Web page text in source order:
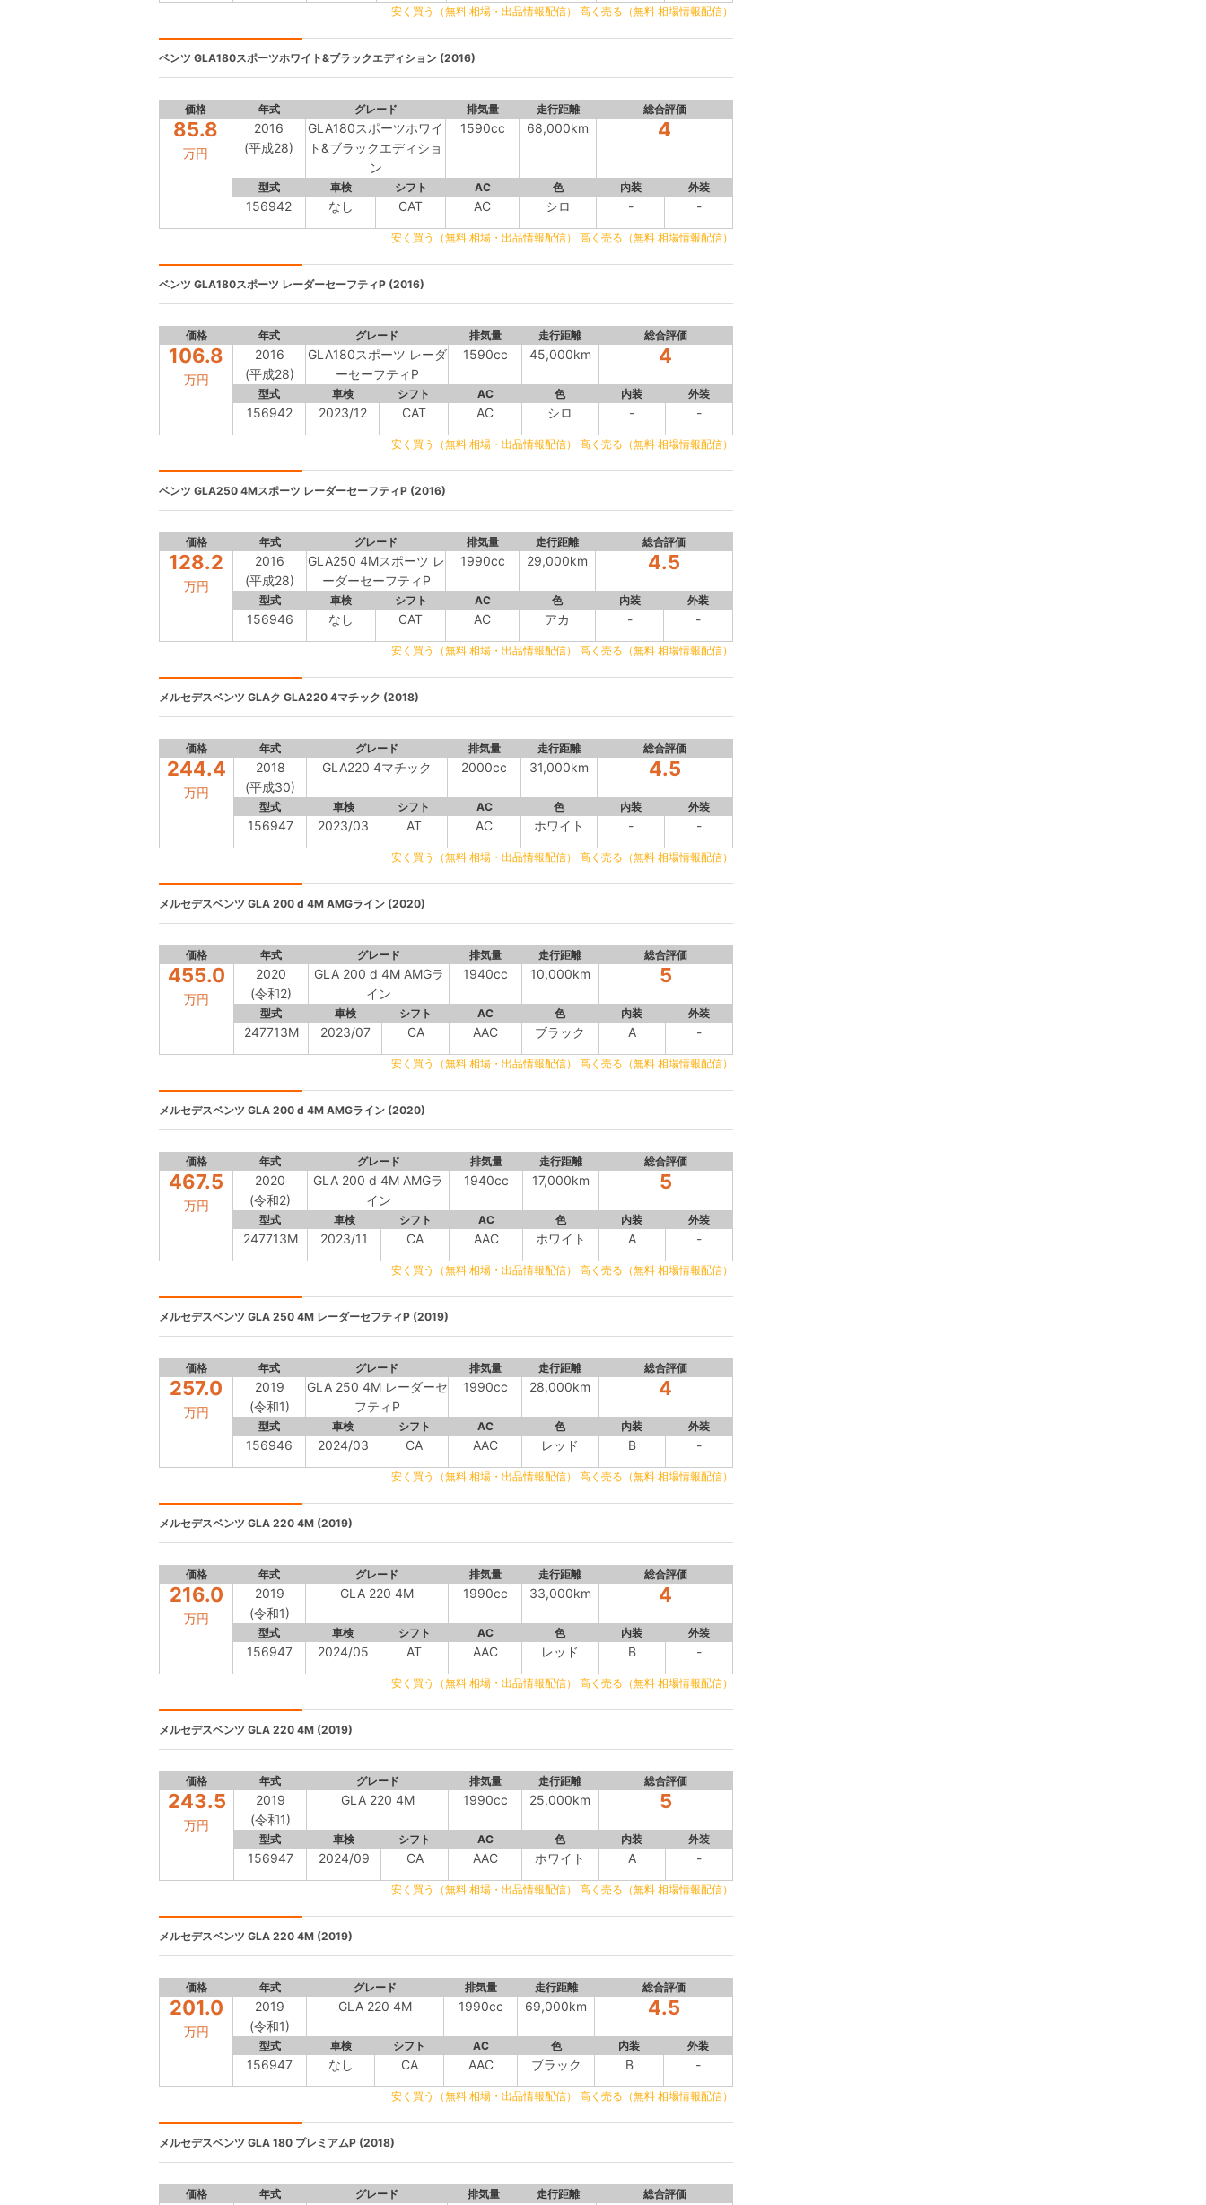
安く買う（無料 相場・出品情報配信） 高く売る（無料 相場情報配信）
ベンツ GLA180スポーツホワイト&ブラックエディション (2016)
価格 年式 グレード 排気量 走行距離 総合評価
85.8
万円
2016
(平成28)
GLA180スポーツホワイ
ト&ブラックエディショ
ン
1590cc 68,000km 4
型式 車検 シフト AC 色 内装 外装
156942 なし CAT AC シロ - -
安く買う（無料 相場・出品情報配信） 高く売る（無料 相場情報配信）
ベンツ GLA180スポーツ レーダーセーフティP (2016)
価格 年式 グレード 排気量 走行距離 総合評価
106.8
万円
2016
(平成28)
GLA180スポーツ レーダ
ーセーフティP
1590cc 45,000km 4
型式 車検 シフト AC 色 内装 外装
156942 2023/12 CAT AC シロ - -
安く買う（無料 相場・出品情報配信） 高く売る（無料 相場情報配信）
ベンツ GLA250 4Mスポーツ レーダーセーフティP (2016)
価格 年式 グレード 排気量 走行距離 総合評価
128.2
万円
2016
(平成28)
GLA250 4Mスポーツ レ
ーダーセーフティP
1990cc 29,000km 4.5
型式 車検 シフト AC 色 内装 外装
156946 なし CAT AC アカ - -
安く買う（無料 相場・出品情報配信） 高く売る（無料 相場情報配信）
メルセデスベンツ GLAク GLA220 4マチック (2018)
価格 年式 グレード 排気量 走行距離 総合評価
244.4
万円
2018
(平成30)
GLA220 4マチック 2000cc 31,000km 4.5
型式 車検 シフト AC 色 内装 外装
156947 2023/03 AT AC ホワイト - -
安く買う（無料 相場・出品情報配信） 高く売る（無料 相場情報配信）
メルセデスベンツ GLA 200 d 4M AMGライン (2020)
価格 年式 グレード 排気量 走行距離 総合評価
455.0
万円
2020
(令和2)
GLA 200 d 4M AMGラ
イン
1940cc 10,000km 5
型式 車検 シフト AC 色 内装 外装
247713M 2023/07 CA AAC ブラック A -
安く買う（無料 相場・出品情報配信） 高く売る（無料 相場情報配信）
メルセデスベンツ GLA 200 d 4M AMGライン (2020)
価格 年式 グレード 排気量 走行距離 総合評価
467.5
万円
2020
(令和2)
GLA 200 d 4M AMGラ
イン
1940cc 17,000km 5
型式 車検 シフト AC 色 内装 外装
247713M 2023/11 CA AAC ホワイト A -
安く買う（無料 相場・出品情報配信） 高く売る（無料 相場情報配信）
メルセデスベンツ GLA 250 4M レーダーセフティP (2019)
価格 年式 グレード 排気量 走行距離 総合評価
257.0
万円
2019
(令和1)
GLA 250 4M レーダーセ
フティP
1990cc 28,000km 4
型式 車検 シフト AC 色 内装 外装
156946 2024/03 CA AAC レッド B -
安く買う（無料 相場・出品情報配信） 高く売る（無料 相場情報配信）
メルセデスベンツ GLA 220 4M (2019)
価格 年式 グレード 排気量 走行距離 総合評価
216.0
万円
2019
(令和1)
GLA 220 4M 1990cc 33,000km 4
型式 車検 シフト AC 色 内装 外装
156947 2024/05 AT AAC レッド B -
安く買う（無料 相場・出品情報配信） 高く売る（無料 相場情報配信）
メルセデスベンツ GLA 220 4M (2019)
価格 年式 グレード 排気量 走行距離 総合評価
243.5
万円
2019
(令和1)
GLA 220 4M 1990cc 25,000km 5
型式 車検 シフト AC 色 内装 外装
156947 2024/09 CA AAC ホワイト A -
安く買う（無料 相場・出品情報配信） 高く売る（無料 相場情報配信）
メルセデスベンツ GLA 220 4M (2019)
価格 年式 グレード 排気量 走行距離 総合評価
201.0
万円
2019
(令和1)
GLA 220 4M 1990cc 69,000km 4.5
型式 車検 シフト AC 色 内装 外装
156947 なし CA AAC ブラック B -
安く買う（無料 相場・出品情報配信） 高く売る（無料 相場情報配信）
メルセデスベンツ GLA 180 プレミアムP (2018)
価格 年式 グレード 排気量 走行距離 総合評価